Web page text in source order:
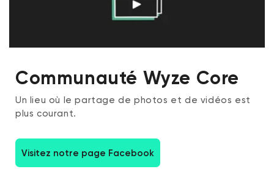
Communauté Wyze Core
Un lieu où le partage de photos et de vidéos est
plus courant.
Visitez notre page Facebook